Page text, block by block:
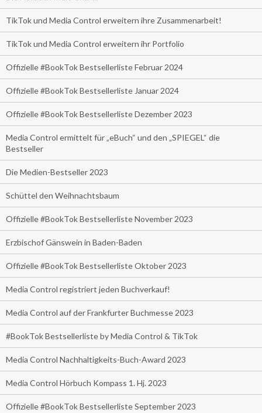
TikTok und Media Control erweitern ihre Zusammenarbeit!
TikTok und Media Control erweitern ihr Portfolio
Offizielle #BookTok Bestsellerliste Februar 2024
Offizielle #BookTok Bestsellerliste Januar 2024
Offizielle #BookTok Bestsellerliste Dezember 2023
Media Control ermittelt für „eBuch“ und den „SPIEGEL“ die
Bestseller
Die Medien-Bestseller 2023
Schüttel den Weihnachtsbaum
Offizielle #BookTok Bestsellerliste November 2023
Erzbischof Gänswein in Baden-Baden
Offizielle #BookTok Bestsellerliste Oktober 2023
Media Control registriert jeden Buchverkauf!
Media Control auf der Frankfurter Buchmesse 2023
#BookTok Bestsellerliste by Media Control & TikTok
Media Control Nachhaltigkeits-Buch-Award 2023
Media Control Hörbuch Kompass 1. Hj. 2023
Offizielle #BookTok Bestsellerliste September 2023